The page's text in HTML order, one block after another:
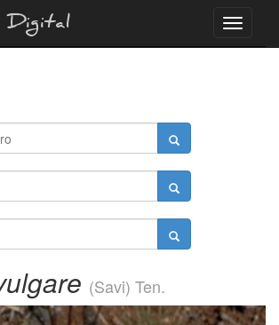
Menu
Digital
(Savi) Ten.